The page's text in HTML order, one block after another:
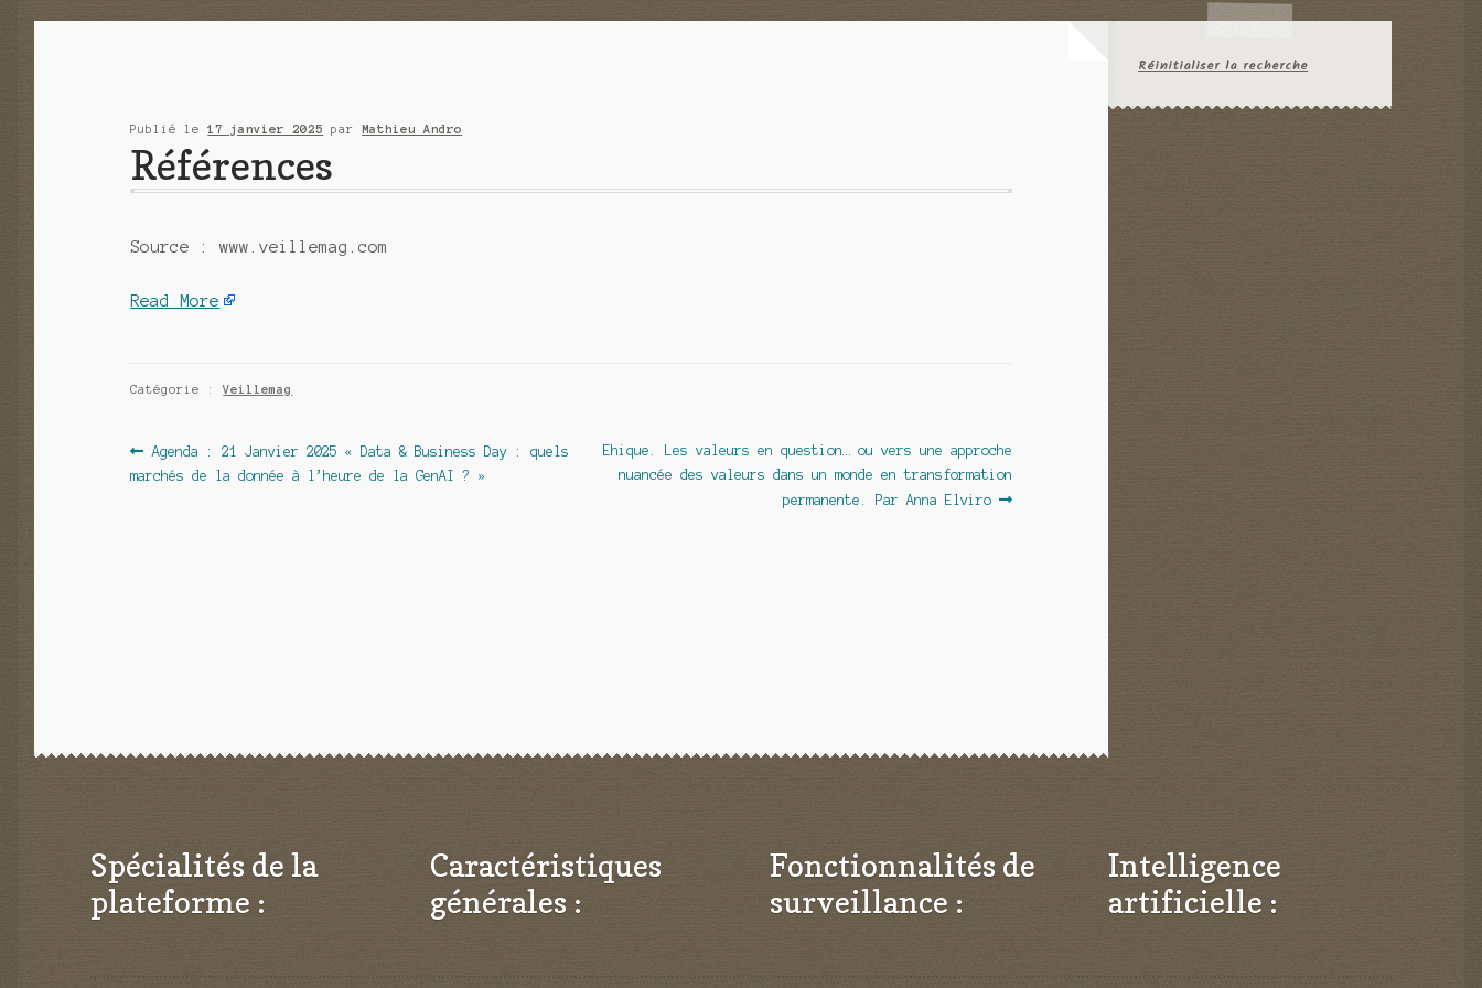
Publié le17 janvier 2025 parMathieu Andro
Références
Source : www.veillemag.com
Read More
Catégorie :Veillemag
Navigation
de
Article
précédent :
Agenda : 21 Janvier 2025 « Data & Business Day : quels
marchés de la donnée à l’heure de la GenAI ? »
Article
suivant :
Ehique. Les valeurs en question… ou vers une approche
nuancée des valeurs dans un monde en transformation
permanente. Par Anna Elviro
Réinitialiser la recherche
Spécialités de la
plateforme :
Caractéristiques
générales :
Fonctionnalités de
surveillance :
Intelligence
artificielle :